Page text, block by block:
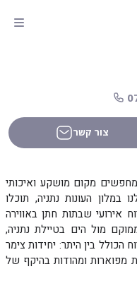
צור קשר
מקום מושקע ואיכותי
במלון העונות נתניה, תוכלו
אירועי שבתות חתן באווירה
מול הים בטיילת נתניה,
הכולל בין היתר: יחידות צימר
מפוארות ומהודות בהיקף של